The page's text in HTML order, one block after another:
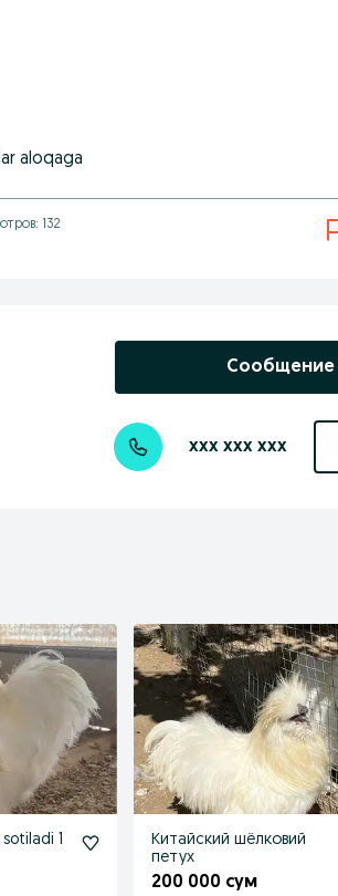
aloqaga
132
Сообщение
xxx xxx xxx
1
Китайский шёлковий
петух
200 000 сум